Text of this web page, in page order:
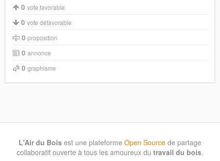
0 vote favorable
0 vote défavorable
0 proposition
0 annonce
0 graphisme
L'Air du Bois est une plateforme Open Source de partage
collaboratif ouverte à tous les amoureux du travail du bois.